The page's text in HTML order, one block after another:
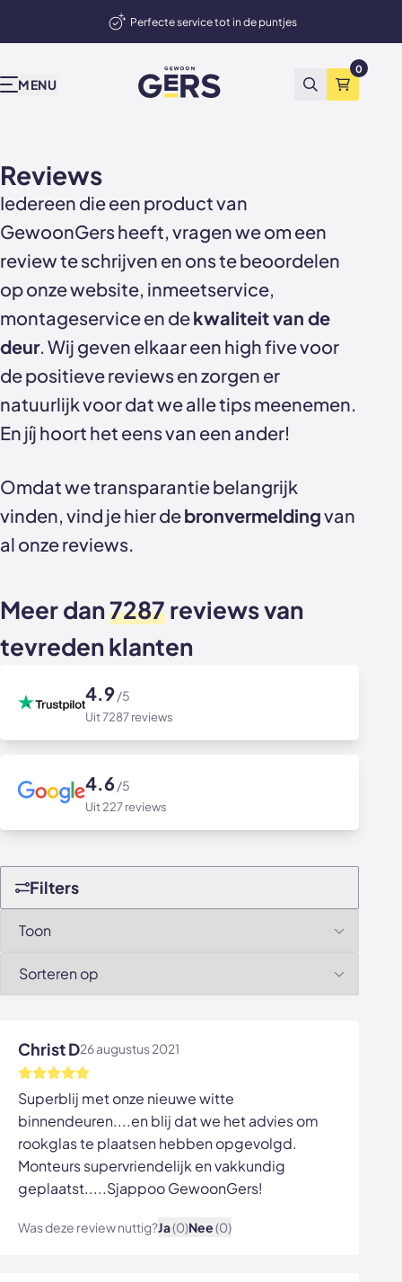
Perfecte service tot in de puntjes
Deuren, wanden en akoestische panelen
MENU
GewoonGers
Zoeken
0
Onze producten
Deuren in bestaand kozijn
Deuren met kozijn
Taatsdeuren
Schuifdeuren
Deur- wand combinaties
Wanden
Akoestische panelen
Sample sale
Accessoires
Inspiratie & advies
Blog
Keuzehulp
Advies video's
Stalen deuren
Stalen opdekdeuren
Stalen taatsdeuren
Stalen schuifdeuren
Stalen binnendeuren
Akoestische panelen
Veelgestelde vragen
Bekend van tv
Kopen Zonder Kijken
Wij zijn Gers
Bestelproces
Levering & betaling
Wij zijn GewoonGers
Team
Vacatures
Contact
WhatsApp
Terugbelafspraak
Afspraak aan huis
Offerte aanvragen
Showrooms
Showrooms
Showroom Amsterdam
Reviews
Iedereen die een product van
GewoonGers heeft, vragen we om een
review te schrijven en ons te beoordelen
op onze website, inmeetservice,
montageservice en dekwaliteit van de
deur. Wij geven elkaar een high five voor
de positieve reviews en zorgen er
natuurlijk voor dat we alle tips meenemen.
En jíj hoort het eens van een ander!
Omdat we transparantie belangrijk
vinden, vind je hier debronvermeldingvan
al onze reviews.
Meer dan7287reviews van
tevreden klanten
4.9/5
Uit 7287 reviews
4.6/5
Uit 227 reviews
Filters
Christ D26 augustus 2021
Superblij met onze nieuwe witte
binnendeuren....en blij dat we het advies om
rookglas te plaatsen hebben opgevolgd.
Monteurs supervriendelijk en vakkundig
geplaatst.....Sjappoo GewoonGers!
Was deze review nuttig?Ja(0)Nee(0)